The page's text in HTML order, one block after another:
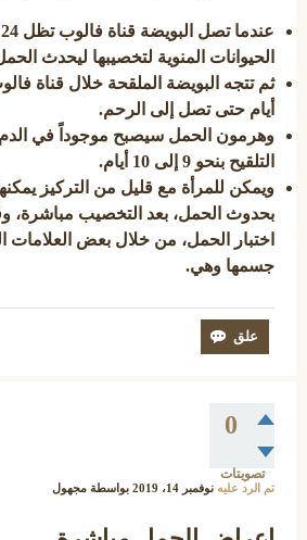
الحيوانات المنوية لتخصيبها ليحدث
أيام حتى تصل إلى الرحم.
وهرمون الحمل سيصبح موجوداً في الدم
التلقيح بنحو 9 إلى 10 أيام.
ويمكن للمرأة مع قليل من التركيز
بحدوث الحمل، بعد التخصيب مباشرة،
اختبار الحمل، من خلال بعض العلامات
جسمها وهي.
0
تصويتات
تم الرد عليه نوفمبر 14، 2019 بواسطة مجهول